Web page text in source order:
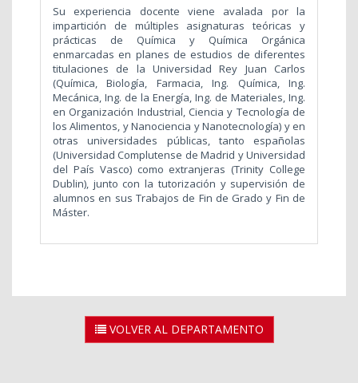
Su experiencia docente viene avalada por la
impartición de múltiples asignaturas teóricas y
prácticas de Química y Química Orgánica
enmarcadas en planes de estudios de diferentes
titulaciones de la Universidad Rey Juan Carlos
(Química, Biología, Farmacia, Ing. Química, Ing.
Mecánica, Ing. de la Energía, Ing. de Materiales, Ing.
en Organización Industrial, Ciencia y Tecnología de
los Alimentos, y Nanociencia y Nanotecnología) y en
otras universidades públicas, tanto españolas
(Universidad Complutense de Madrid y Universidad
del País Vasco) como extranjeras (Trinity College
Dublin), junto con la tutorización y supervisión de
alumnos en sus Trabajos de Fin de Grado y Fin de
Máster.
VOLVER AL DEPARTAMENTO